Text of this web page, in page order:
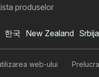
produselor
한국 New Zealand Srbija
web-ului